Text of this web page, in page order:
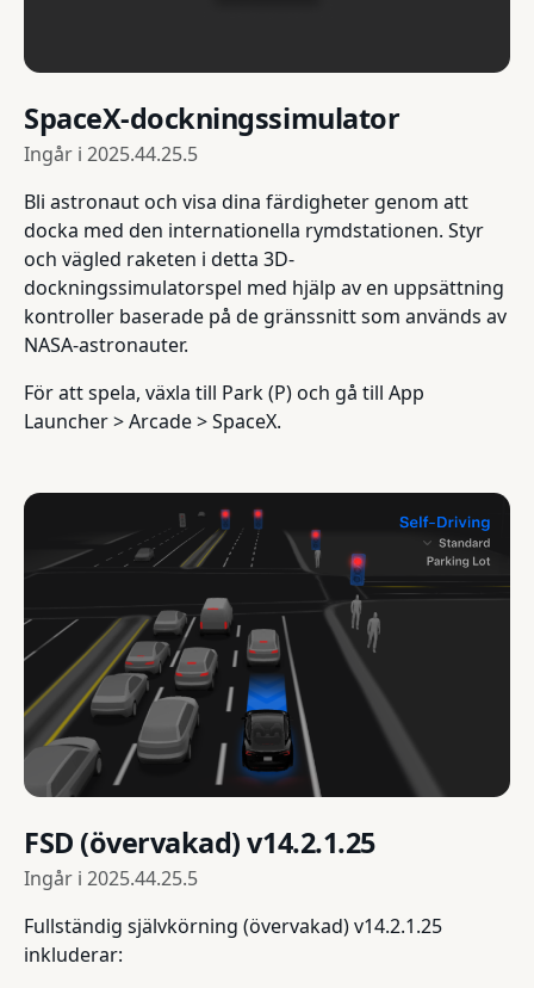
SpaceX-dockningssimulator
Ingår i 2025.44.25.5
Bli astronaut och visa dina färdigheter genom att
docka med den internationella rymdstationen. Styr
och vägled raketen i detta 3D-
dockningssimulatorspel med hjälp av en uppsättning
kontroller baserade på de gränssnitt som används av
NASA-astronauter.
För att spela, växla till Park (P) och gå till App
Launcher > Arcade > SpaceX.
FSD (övervakad) v14.2.1.25
Ingår i 2025.44.25.5
Fullständig självkörning (övervakad) v14.2.1.25
inkluderar: